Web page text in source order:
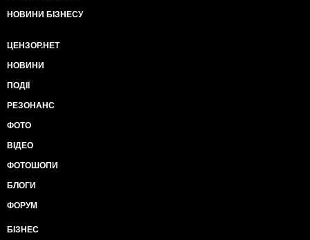
НОВИНИ БІЗНЕСУ
ЦЕНЗОР.НЕТ
НОВИНИ
ПОДІЇ
РЕЗОНАНС
ФОТО
ВІДЕО
ФОТОШОПИ
БЛОГИ
ФОРУМ
БІЗНЕС